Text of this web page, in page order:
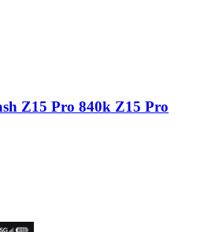
Z15 Pro 840k Z15 Pro